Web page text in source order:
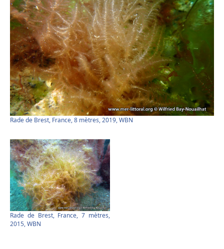
Rade de Brest, France, 8 mètres, 2019, WBN
Rade de Brest, France, 7 mètres,
2015, WBN